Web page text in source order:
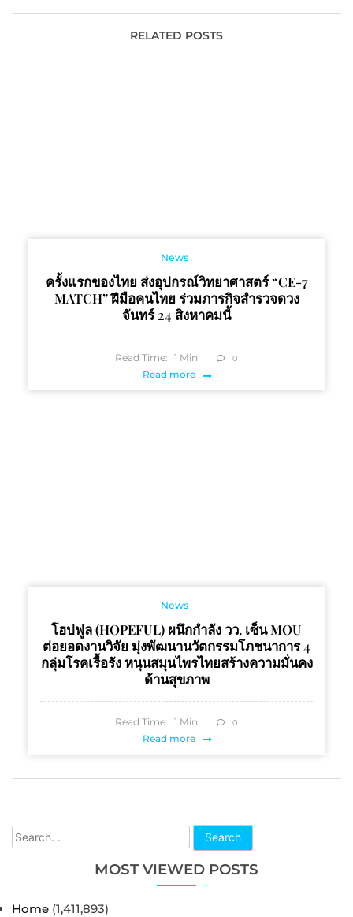
Search
MOST VIEWED POSTS
Home (1,411,893)
ไทยรัฐทีวี และ TikTok
ถ่ายทอดสด Carabao Cup
RELATED POSTS
News
ครั้งแรกของไทย ส่งอุปกรณ์วิทยาศาสตร์ “CE-7
MATCH” ฝีมือคนไทย ร่วมภารกิจสำรวจดวง
จันทร์ 24 สิงหาคมนี้
Read Time: 1 Min 0
Read more
News
โฮปฟูล (HOPEFUL) ผนึกกำลัง วว. เซ็น MOU
ต่อยอดงานวิจัย มุ่งพัฒนานวัตกรรมโภชนาการ 4
กลุ่มโรคเรื้อรัง หนุนสมุนไพรไทยสร้างความมั่นคง
ด้านสุขภาพ
Read Time: 1 Min 0
Read more